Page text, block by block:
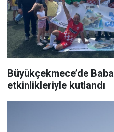
Büyükçekmece’de
etkinlikleriyle kutlandı